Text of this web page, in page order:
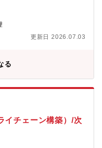
面接を実施します。ほか
ただく場合がございます。
業所・工場への出張がござ
介護等の条件あり※管理職
配属予定部署 八王子工場生
齢層 40～50代
更新日 2026.07.03
る
イチェーン構築）/次